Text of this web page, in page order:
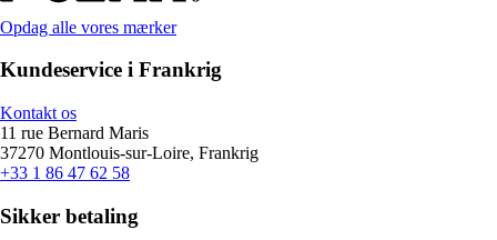
Opdag alle vores mærker
Kundeservice i Frankrig
Kontakt os
11 rue Bernard Maris
37270 Montlouis-sur-Loire, Frankrig
+33 1 86 47 62 58
Sikker betaling